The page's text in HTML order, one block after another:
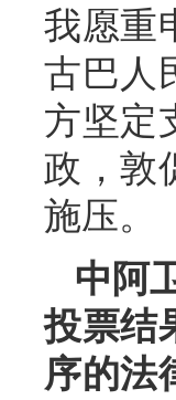
我愿重
古巴人
方坚定
政，敦
施压。
中阿
投票结
序的法